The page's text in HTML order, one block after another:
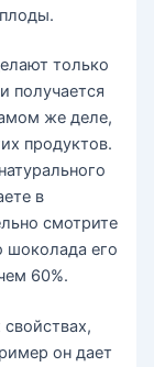
только
получается
же деле,
продуктов.
в
смотрите
шоколада его
60%.
он дает